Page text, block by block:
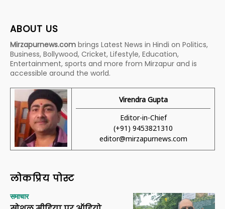
ABOUT US
Mirzapurnews.com brings Latest News in Hindi on Politics,
Business, Bollywood, Cricket, Lifestyle, Education,
Entertainment, sports and more from Mirzapur and is
accessible around the world.
Virendra Gupta
Editor-in-Chief
(+91) 9453821310
editor@mirzapurnews.com
लोकप्रिय पोस्ट
समाचार